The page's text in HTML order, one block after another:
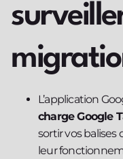
L’application
charge Google
sortir vos balises
leur